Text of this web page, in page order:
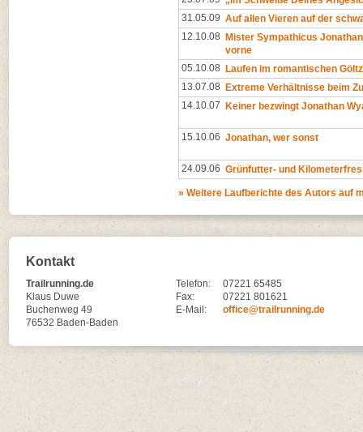
31.05.09 Auf allen Vieren auf der
12.10.08
Mister Sympathicus
vorne
05.10.08
Laufen im romantischen
13.07.08
Extreme Verhältnisse beim
14.10.07
Keiner bezwingt Jonathan
15.10.06 Jonathan, wer sonst
24.09.06 Grünfutter- und
» Weitere Laufberichte des Autors auf
Kontakt
Trailrunning.de
Klaus Duwe
Buchenweg 49
76532 Baden-Baden
Telefon:
07221 65485
Fax:
07221 801621
E-Mail:
office@trailrunning.de